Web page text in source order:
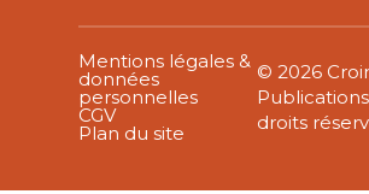
Mentions légales &
données
personnelles
CGV
Plan du site
© 2026
droits